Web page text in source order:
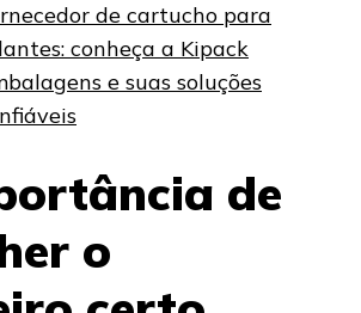
de cartucho para
conheça a Kipack
e suas soluções
de
o